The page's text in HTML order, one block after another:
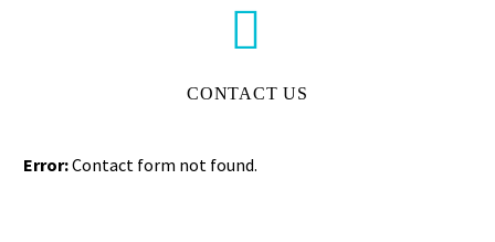


CONTACT US
Error:Contact form not found.